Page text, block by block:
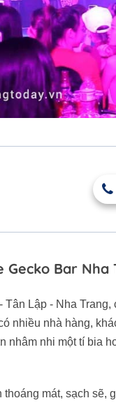
Gecko Bar Nha
Tân Lập - Nha
nhiều nhà hàng,
nhâm nhi một tí bia
mát, sạch sẽ,